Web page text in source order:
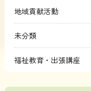
地域貢献活動
未分類
福祉教育・出張講座